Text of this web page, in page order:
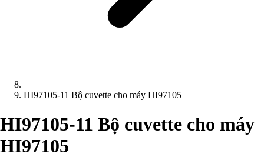
HI97105-11 Bộ cuvette cho máy HI97105
HI97105-11 Bộ cuvette cho máy
HI97105